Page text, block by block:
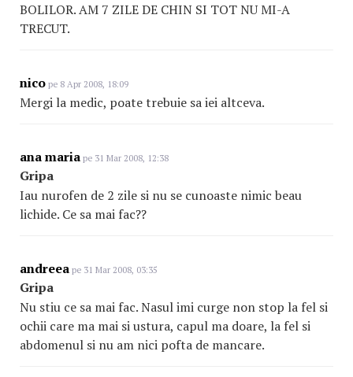
BOLILOR. AM 7 ZILE DE CHIN SI TOT NU MI-A
TRECUT.
nico pe 8 Apr 2008, 18:09
Mergi la medic, poate trebuie sa iei altceva.
ana maria pe 31 Mar 2008, 12:38
Gripa
Iau nurofen de 2 zile si nu se cunoaste nimic beau
lichide. Ce sa mai fac??
andreea pe 31 Mar 2008, 03:35
Gripa
Nu stiu ce sa mai fac. Nasul imi curge non stop la fel si
ochii care ma mai si ustura, capul ma doare, la fel si
abdomenul si nu am nici pofta de mancare.